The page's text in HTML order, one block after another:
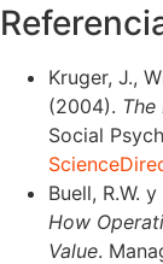
Kruger, J.,
(2004).
Social
Buell, R.W.
How
Value.